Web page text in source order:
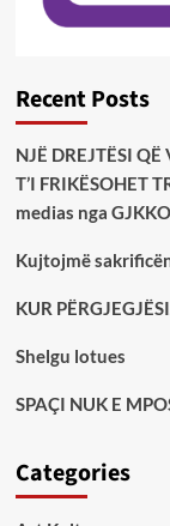
Recent Posts
NJË DREJTËSI
T’I FRIKËSOHET
medias nga GJKKO
Kujtojmë
KUR
Shelgu lotues
SPAÇI NUK E
Categories